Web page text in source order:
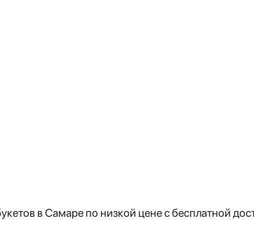
в Самаре по низкой цене с бесплатной